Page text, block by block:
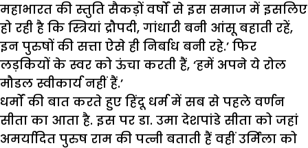
महाभारत की स्तुति सैकड़ों वर्षों से इस समाज में इसलिए
हो रही है कि स्त्रियां द्रौपदी, गांधारी बनी आंसू बहाती रहें,
इन पुरुषों की सत्ता ऐसे ही निर्बाध बनी रहे.’ फिर
लड़कियों के स्वर को ऊंचा करती हैं, ‘हमें अपने ये रोल
मौडल स्वीकार्य नहीं हैं.’
धर्मों की बात करते हुए हिंदू धर्म में सब से पहले वर्णन
सीता का आता है. इस पर डा. उमा देशपांडे सीता को जहां
अमर्यादित पुरुष राम की पत्नी बताती हैं वहीं उर्मिला को